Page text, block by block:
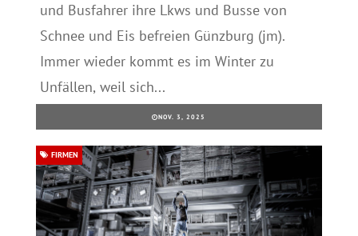
und Busfahrer ihre Lkws und Busse von
Schnee und Eis befreien Günzburg (jm).
Immer wieder kommt es im Winter zu
Unfällen, weil sich...
NOV. 3, 2025
FIRMEN